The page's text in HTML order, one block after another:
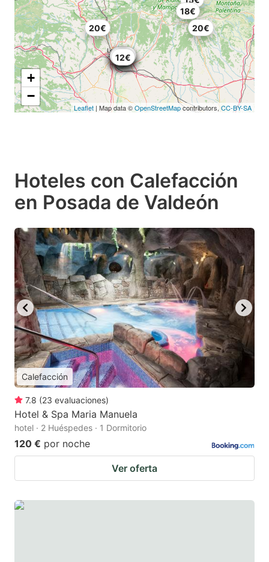
12€
13€
13€
15€
16€
17€
18€
20€
20€
20€
20€
22€
+
−
Leaflet | Map data ©OpenStreetMapcontributors,CC-BY-SA
Hoteles con Calefacción
en Posada de Valdeón
Calefacción
7.8 (23 evaluaciones)
Hotel & Spa Maria Manuela
hotel · 2 Huéspedes · 1 Dormitorio
120 € por noche
Ver oferta